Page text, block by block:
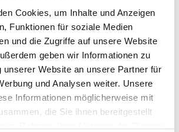
Cookies, um Inhalte und Anzeigen
Funktionen für soziale Medien
und die Zugriffe auf unsere Website
geben wir Informationen zu
unserer Website an unsere Partner für
und Analysen weiter. Unsere
Informationen möglicherweise mit
die Sie ihnen bereitgestellt
2
2
3